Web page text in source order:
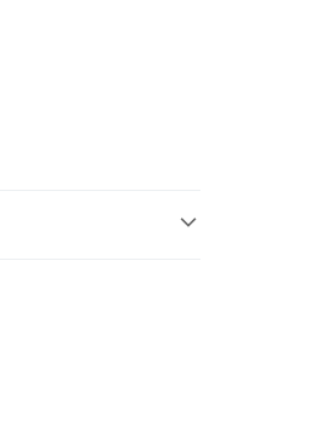
支付方式。 讓您購物簡單
跳轉至「AFTEE先享後
可完成結帳。